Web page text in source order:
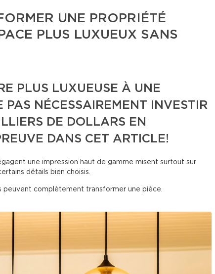
UNE PROPRIÉTÉ
PLUS LUXUEUX SANS
PLUS LUXUEUSE À UNE
PAS NÉCESSAIREMENT INVESTIR
DE DOLLARS EN
DANS CET ARTICLE!
une impression haut de gamme misent surtout sur
détails bien choisis.
peuvent complètement transformer une pièce.